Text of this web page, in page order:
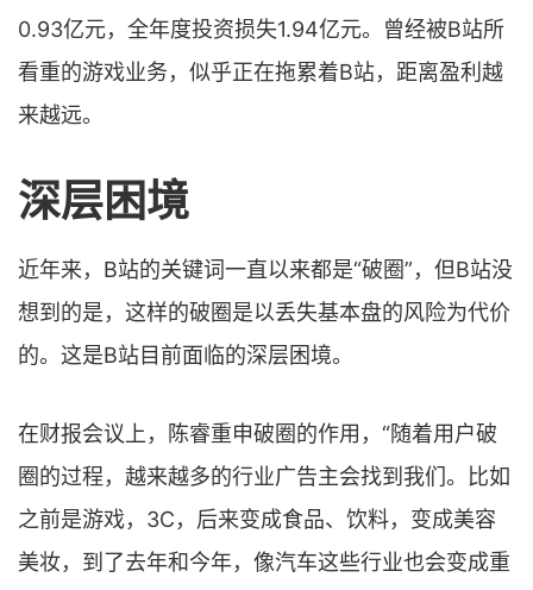
0.93亿元，全年度投资损失1.94亿元。曾经被B站所
看重的游戏业务，似乎正在拖累着B站，距离盈利越
来越远。
深层困境
近年来，B站的关键词一直以来都是“破圈”，但B站没
想到的是，这样的破圈是以丢失基本盘的风险为代价
的。这是B站目前面临的深层困境。
在财报会议上，陈睿重申破圈的作用，“随着用户破
圈的过程，越来越多的行业广告主会找到我们。比如
之前是游戏，3C，后来变成食品、饮料，变成美容
美妆，到了去年和今年，像汽车这些行业也会变成重